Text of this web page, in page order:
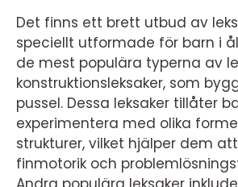
Det finns ett brett utbud av
speciellt utformade för barn i
de mest populära typerna av
konstruktionsleksaker, som
pussel. Dessa leksaker tillåter
experimentera med olika
strukturer, vilket hjälper dem
finmotorik och